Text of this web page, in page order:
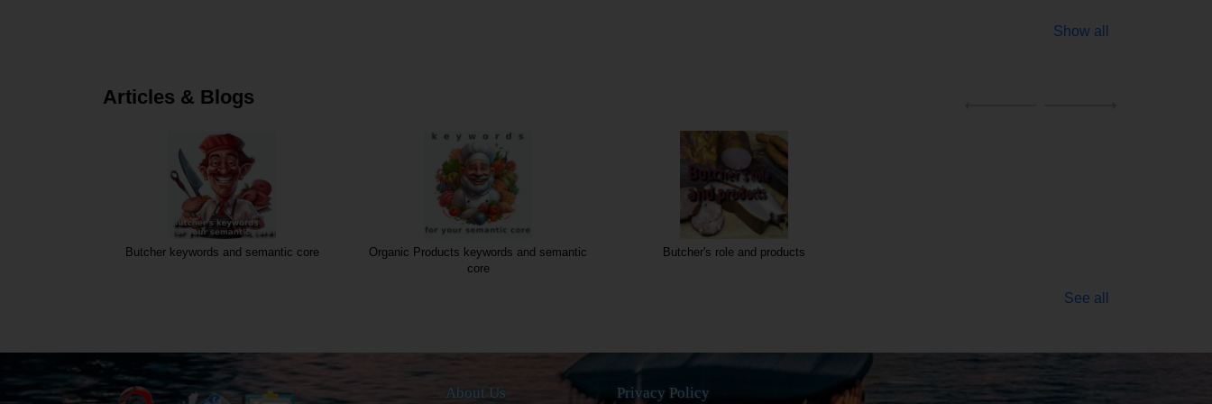
Show all
Articles & Blogs
Butcher keywords and semantic core
Organic Products keywords and semantic
core
Butcher's role and products
See all
About Us Privacy Policy